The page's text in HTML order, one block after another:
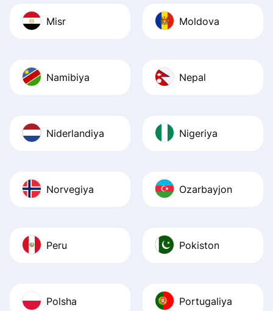
Misr Moldova
Namibiya Nepal
Niderlandiya Nigeriya
Norvegiya Ozarbayjon
Peru Pokiston
Polsha Portugaliya